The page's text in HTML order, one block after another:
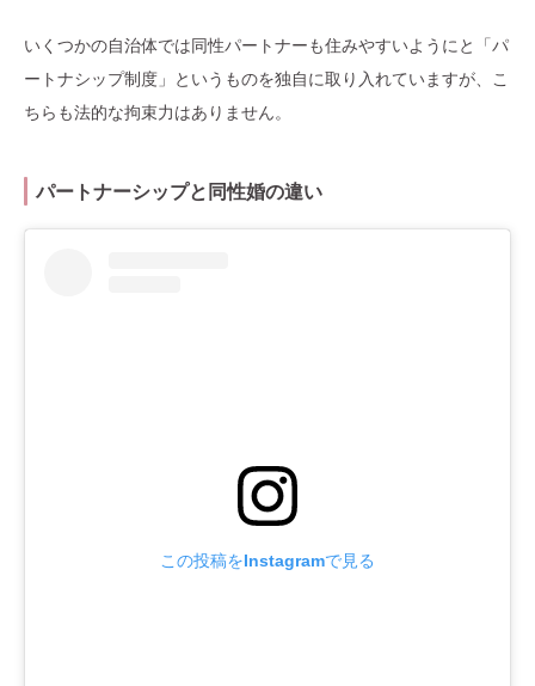
いくつかの自治体では同性パートナーも住みやすいようにと「パ
ートナシップ制度」というものを独自に取り入れていますが、こ
ちらも法的な拘束力はありません。
パートナーシップと同性婚の違い
この投稿をInstagramで見る